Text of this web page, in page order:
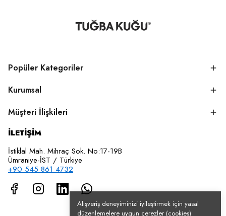
Alışveriş deneyiminizi iyileştirmek için yasal
düzenlemelere uygun çerezler (cookies)
Popüler Kategoriler
Kurumsal
Müşteri İlişkileri
İLETİŞİM
İstiklal Mah. Mihraç Sok. No:17-19B
Ümraniye-İST / Türkiye
+90 545 861 4732